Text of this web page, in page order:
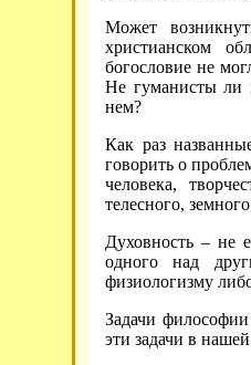
Может
христианском
богословие не
Не гуманисты ли
нем?
Как раз
говорить о
человека,
телесного,
Духовность – не
одного над
физиологизму
Задачи
эти задачи в